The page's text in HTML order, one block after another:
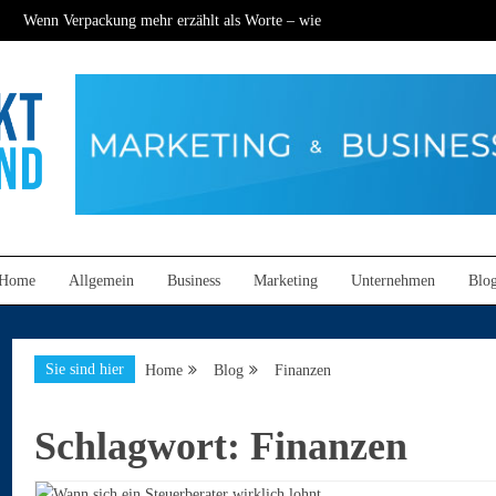
Wenn Verpackung mehr erzählt als Worte – wie
Wenn Verpackung mehr erzählt als Worte – wie
Technik den Mittelstand neu definiert
Allgemein Business Marketing Unternehmen
Sie sind hier Home Blog Finanzen
Schlagwort: Finanzen